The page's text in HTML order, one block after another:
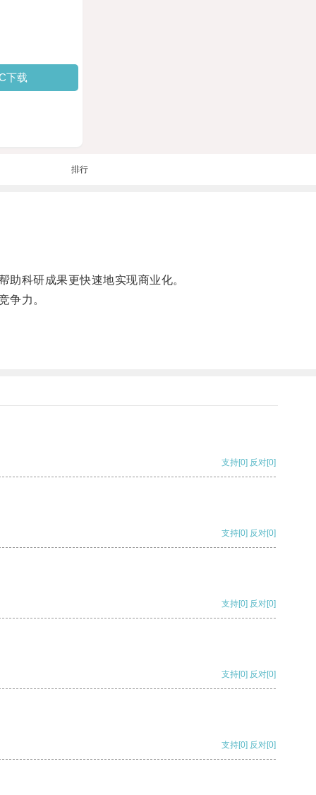
下载
排行
科研成果更快速地实现商业化。
争力。
支持[0] 反对[0]
支持[0] 反对[0]
支持[0] 反对[0]
支持[0] 反对[0]
支持[0] 反对[0]